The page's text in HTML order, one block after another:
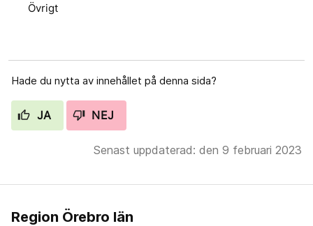
Övrigt
Hade du nytta av innehållet på denna sida?
JA NEJ
Senast uppdaterad: den 9 februari 2023
Region Örebro län